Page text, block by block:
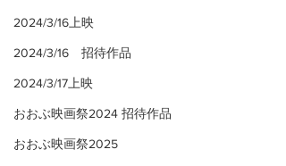
2024/3/16上映
2024/3/16 招待作品
2024/3/17上映
おおぶ映画祭2024 招待作品
おおぶ映画祭2025